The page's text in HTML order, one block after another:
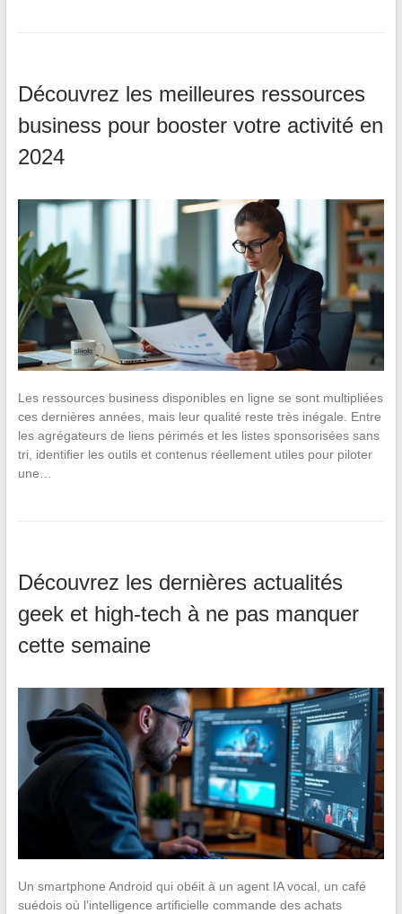
Découvrez les meilleures ressources
business pour booster votre activité en
2024
Les ressources business disponibles en ligne se sont multipliées
ces dernières années, mais leur qualité reste très inégale. Entre
les agrégateurs de liens périmés et les listes sponsorisées sans
tri, identifier les outils et contenus réellement utiles pour piloter
une…
Découvrez les dernières actualités
geek et high-tech à ne pas manquer
cette semaine
Un smartphone Android qui obéit à un agent IA vocal, un café
suédois où l’intelligence artificielle commande des achats